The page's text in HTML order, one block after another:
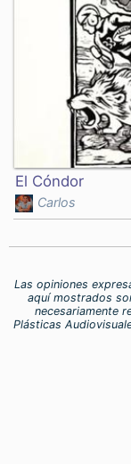
El Cóndor
Carlos
Las opiniones
aquí mostrados
necesariamente
Plásticas